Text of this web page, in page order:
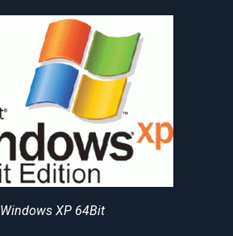
Windows XP 64Bit